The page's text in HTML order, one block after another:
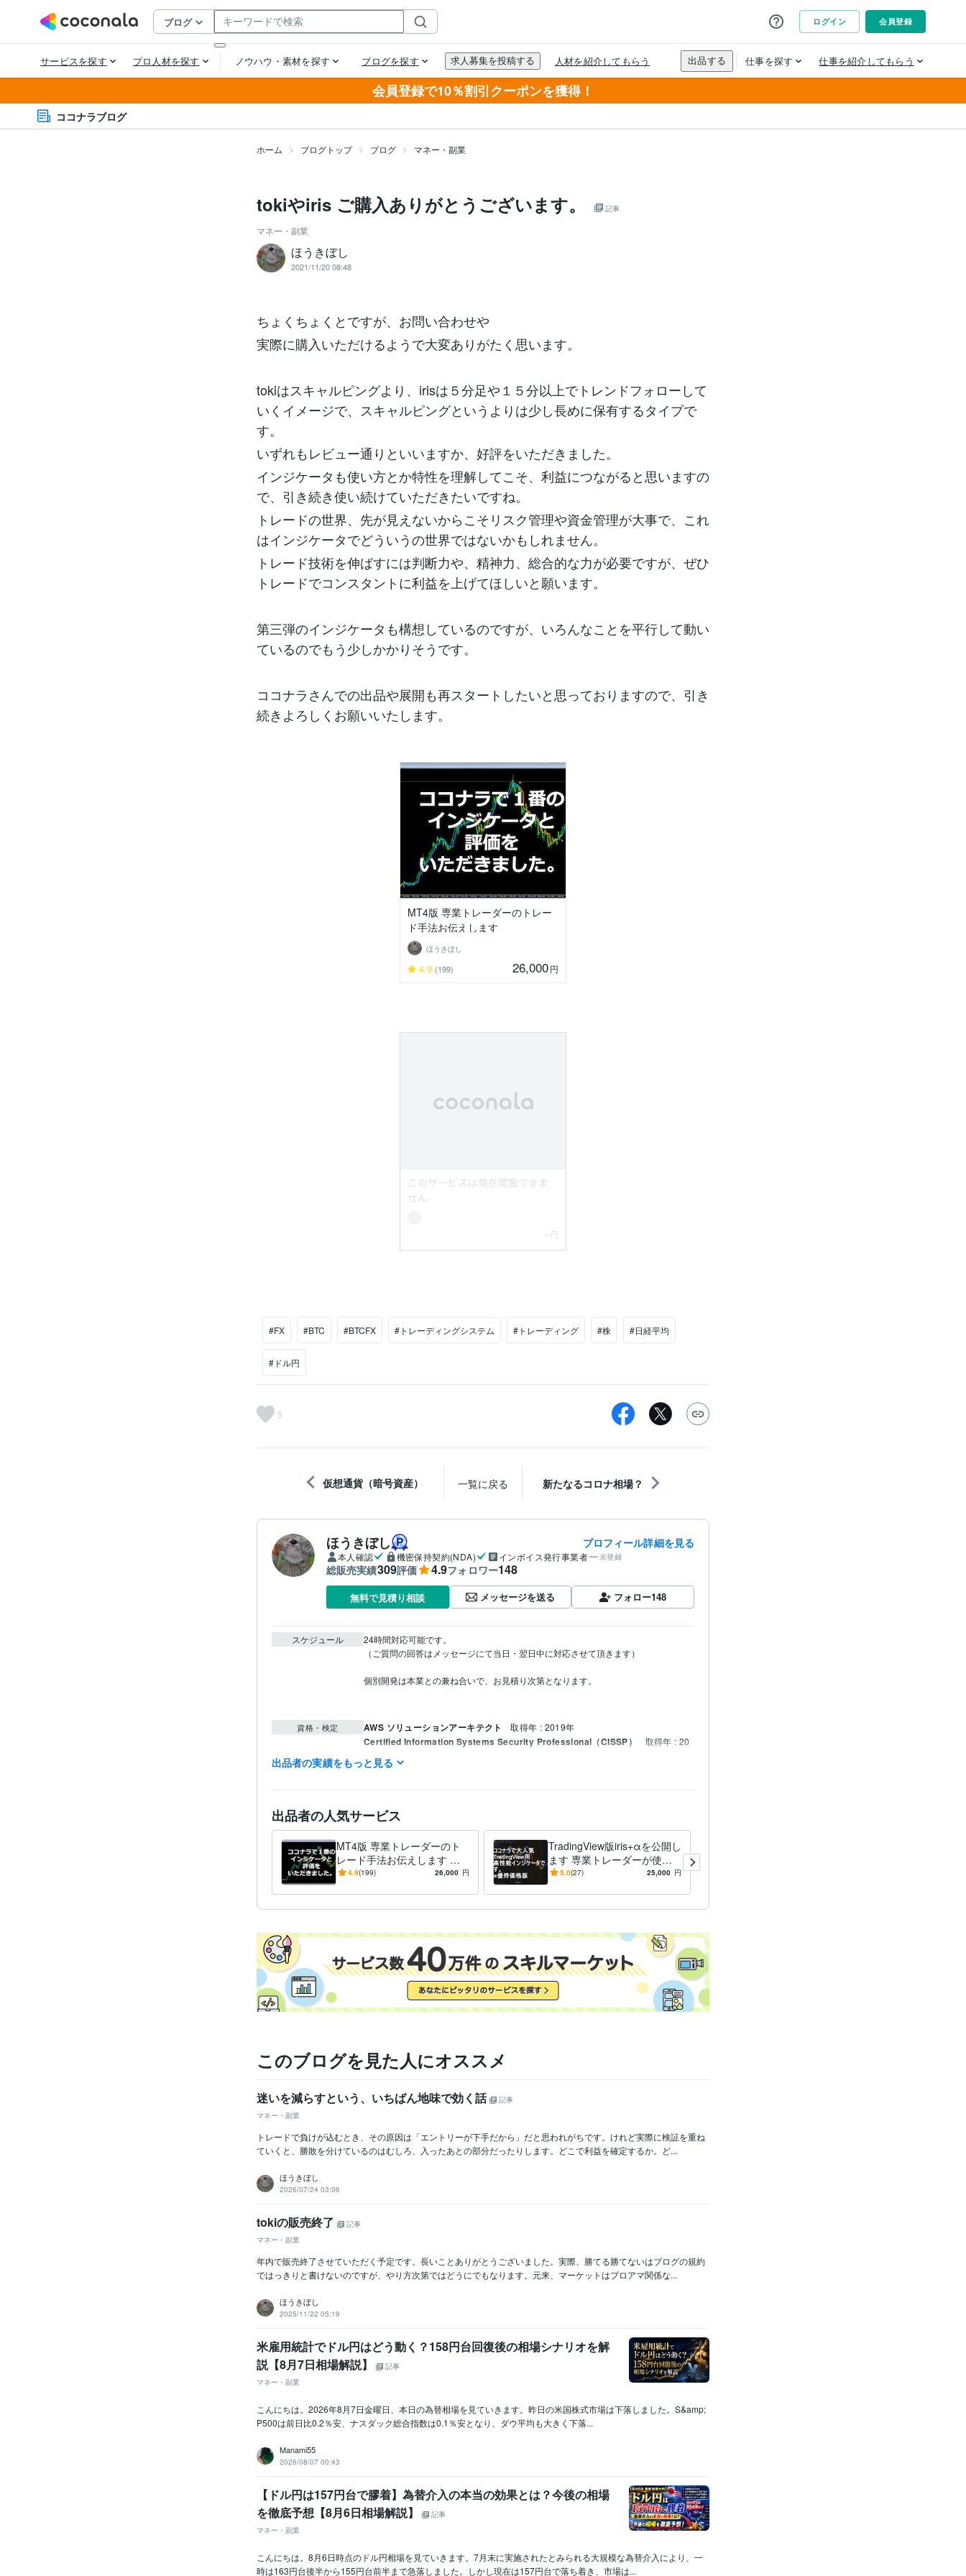
会員登録で10％割引クーポンを獲得！
ココナラブログ
ホーム ブログトップ ブログ マネー・副業
tokiやiris ご購入ありがとうございます。 記事
マネー・副業
ほうきぼし
2021/11/20 08:48
ちょくちょくとですが、お問い合わせや
実際に購入いただけるようで大変ありがたく思います。
tokiはスキャルピングより、irisは５分足や１５分以上でトレンドフォローして
いくイメージで、スキャルピングというよりは少し長めに保有するタイプで
す。
いずれもレビュー通りといいますか、好評をいただきました。
インジケータも使い方とか特性を理解してこそ、利益につながると思いますの
で、引き続き使い続けていただきたいですね。
トレードの世界、先が見えないからこそリスク管理や資金管理が大事で、これ
はインジケータでどういうの世界ではないかもしれません。
トレード技術を伸ばすには判断力や、精神力、総合的な力が必要ですが、ぜひ
トレードでコンスタントに利益を上げてほしいと願います。
第三弾のインジケータも構想しているのですが、いろんなことを平行して動い
ているのでもう少しかかりそうです。
ココナラさんでの出品や展開も再スタートしたいと思っておりますので、引き
続きよろしくお願いいたします。
MT4版 専業トレーダーのトレー
ド手法お伝えします
ほうきぼし
4.9 (199) 26,000円
#FX #BTC #BTCFX #トレーディングシステム #トレーディング #株 #日経平均
#ドル円
5
仮想通貨（暗号資産） 一覧に戻る 新たなるコロナ相場？
ほうきぼし プロフィール詳細を見る
本人確認 機密保持契約(NDA) インボイス発行事業者 未登録
総販売実績309評価 4.9フォロワー148
無料で見積り相談 メッセージを送る フォロー148
スケジュール
24時間対応可能です。
（ご質問の回答はメッセージにて当日・翌日中に対応させて頂きます）
個別開発は本業との兼ね合いで、お見積り次第となります。
資格・検定 AWS ソリューションアーキテクト 取得年 : 2019年
Certified Information Systems Security Professional（CISSP）
取得年 : 20
22年
出品者の実績をもっと見る
出品者の人気サービス
MT4版 専業トレーダーのト
レード手法お伝えします 専
業トレーダーが長年使ってき
4.9(199) 26,000 円
TradingView版iris+αを公開し
ます 専業トレーダーが使っ
てきた手法をTradingView
5.0(27) 25,000 円
このブログを見た人にオススメ
迷いを減らすという、いちばん地味で効く話
記事
マネー・副業
トレードで負けが込むとき、その原因は「エントリーが下手だから」だと思われがちです。けれど実際に検証を重ね
ていくと、勝敗を分けているのはむしろ、入ったあとの部分だったりします。どこで利益を確定するか。ど...
ほうきぼし
2026/07/24 03:06
tokiの販売終了
記事
マネー・副業
年内で販売終了させていただく予定です。長いことありがとうございました。実際、勝てる勝てないはブログの規約
ではっきりと書けないのですが、やり方次第ではどうにでもなります。元来、マーケットはプロアマ関係な...
ほうきぼし
2025/11/22 05:19
米雇用統計でドル円はどう動く？158円台回復後の相場シナリオを解
説【8月7日相場解説】
記事
マネー・副業
こんにちは。2026年8月7日金曜日、本日の為替相場を見ていきます。昨日の米国株式市場は下落しました。S&amp;
P500は前日比0.2％安、ナスダック総合指数は0.1％安となり、ダウ平均も大きく下落...
Manami55
2026/08/07 00:43
【ドル円は157円台で膠着】為替介入の本当の効果とは？今後の相場
を徹底予想【8月6日相場解説】
記事
マネー・副業
こんにちは。8月6日時点のドル円相場を見ていきます。7月末に実施されたとみられる大規模な為替介入により、一
時は163円台後半から155円台前半まで急落しました。しかし現在は157円台で落ち着き、市場は...